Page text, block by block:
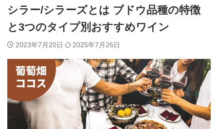
シラー/シラーズとは ブドウ品種の特徴
と3つのタイプ別おすすめワイン
2023年7月20日 2025年7月26日